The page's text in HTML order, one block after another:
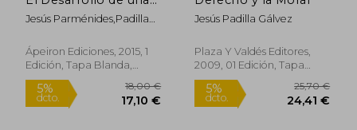
Gramática Metafísica
(en Otras lenguas,
Jesús Parménides,Padilla
Ápeiron Ediciones, 2015, 1
Edición, Tapa Blanda,
Nuevo
Jesús Padilla Gálvez
Plaza Y Valdés Editores,
2009, 01 Edición, Tapa
Blanda, Nuevo